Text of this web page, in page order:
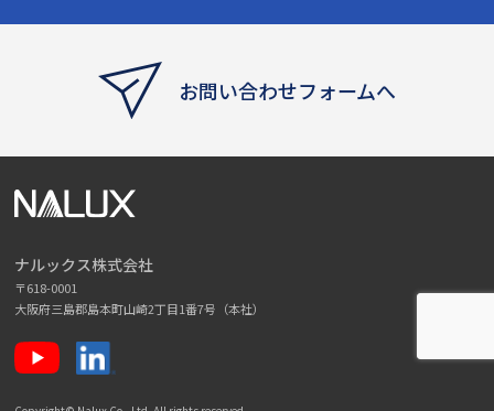
お問い合わせフォームへ
ナルックス株式会社
〒618-0001
大阪府三島郡島本町山崎2丁目1番7号（本社）